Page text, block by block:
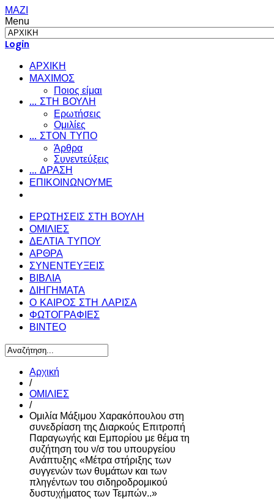
ΜΑΖΙ
Menu
Login
ΑΡΧΙΚΗ
ΜΑΧΙΜΟΣ
Ποιος είμαι
... ΣΤΗ ΒΟΥΛΗ
Ερωτήσεις
Ομιλίες
... ΣΤΟΝ ΤΥΠΟ
Άρθρα
Συνεντεύξεις
... ΔΡΑΣΗ
ΕΠΙΚΟΙΝΩΝΟΥΜΕ
ΕΡΩΤΗΣΕΙΣ ΣΤΗ ΒΟΥΛΗ
ΟΜΙΛΙΕΣ
ΔΕΛΤΙΑ ΤΥΠΟΥ
ΑΡΘΡΑ
ΣΥΝΕΝΤΕΥΞΕΙΣ
ΒΙΒΛΙΑ
ΔΙΗΓΗΜΑΤΑ
Ο ΚΑΙΡΟΣ ΣΤΗ ΛΑΡΙΣΑ
ΦΩΤΟΓΡΑΦΙΕΣ
ΒΙΝΤΕΟ
Αρχική
/
ΟΜΙΛΙΕΣ
/
Ομιλία Μάξιμου Χαρακόπουλου στη
συνεδρίαση της Διαρκούς Επιτροπή
Παραγωγής και Εμπορίου με θέμα τη
συζήτηση του ν/σ του υπουργείου
Ανάπτυξης «Μέτρα στήριξης των
συγγενών των θυμάτων και των
πληγέντων του σιδηροδρομικού
δυστυχήματος των Τεμπών..»